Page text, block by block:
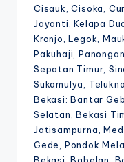
Cisauk, Cisoka,
Jayanti, Kelapa
Kronjo, Legok,
Pakuhaji,
Sepatan Timur,
Sukamulya,
Bekasi: Bantar
Selatan, Bekasi
Jatisampurna,
Gede, Pondok